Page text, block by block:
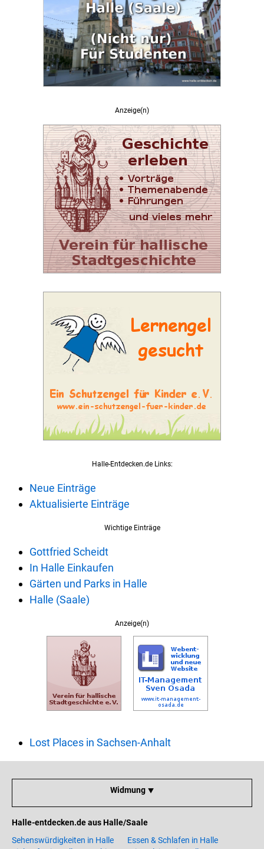
Anzeige(n)
Halle-Entdecken.de Links:
Neue Einträge
Aktualisierte Einträge
Wichtige Einträge
Gottfried Scheidt
In Halle Einkaufen
Gärten und Parks in Halle
Halle (Saale)
Anzeige(n)
Lost Places in Sachsen-Anhalt
Widmung ⯆
Halle-entdecken.de aus Halle/Saale
Sehenswürdigkeiten in Halle
Essen & Schlafen in Halle